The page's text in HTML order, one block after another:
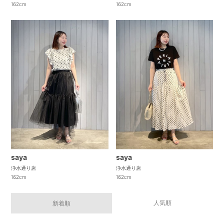
162cm
162cm
saya
浄水通り店
162cm
saya
浄水通り店
162cm
新着順 人気順